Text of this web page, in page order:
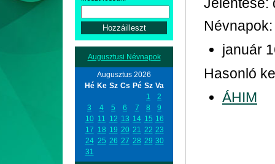
Augusztusi Névnapok
Augusztus 2026
Hé Ke Sz Cs Pé Sz Va
1
2
3
4 5 6 7 8
9
10 11 12 13 14 15 16
17 18 19 20 21 22 23
24 25 26 27 28 29 30
31
Névnapok:
január
Hasonló
ÁHIM